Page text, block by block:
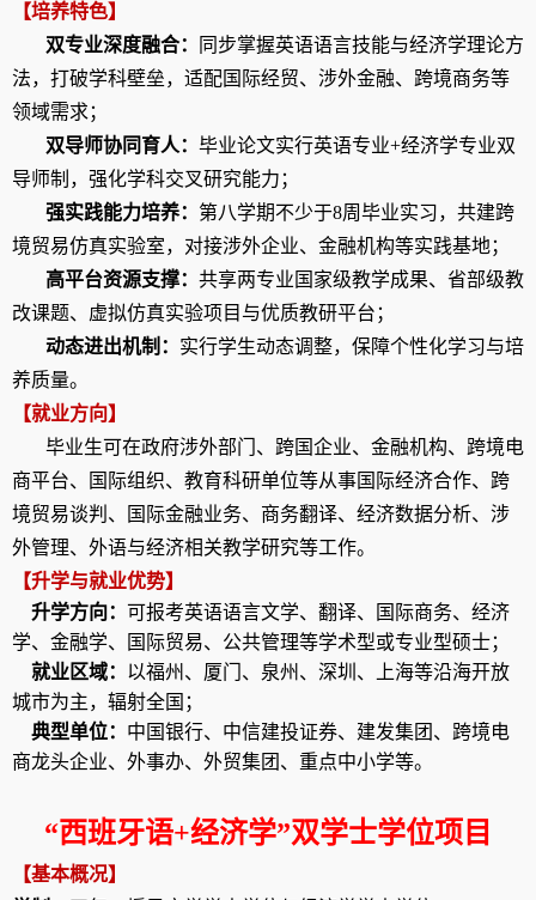
【培养特色】
双专业深度融合：
同步掌握英语语言技能与经济学理论方
法，打破学科壁垒，适配国际经贸、涉外金融、跨境商务等
领域需求；
双导师协同育人： 毕业论文实行英语专业+经济学专业双
导师制，强化学科交叉研究能力；
强实践能力培养： 第八学期不少于8周毕业实习，共建跨
境贸易仿真实验室，对接涉外企业、金融机构等实践基地；
高平台资源支撑： 共享两专业国家级教学成果、省部级教
改课题、虚拟仿真实验项目与优质教研平台；
动态进出机制： 实行学生动态调整，保障个性化学习与培
养质量。
【就业方向】
毕业生可在政府涉外部门、跨国企业、金融机构、跨境电
商平台、国际组织、教育科研单位等从事国际经济合作、跨
境贸易谈判、国际金融业务、商务翻译、经济数据分析、涉
外管理、外语与经济相关教学研究等工作。
【升学与就业优势】
升学方向： 可报考英语语言文学、翻译、国际商务、经济
学、金融学、国际贸易、公共管理等学术型或专业型硕士；
就业区域： 以福州、厦门、泉州、深圳、上海等沿海开放
城市为主，辐射全国；
典型单位： 中国银行、中信建投证券、建发集团、跨境电
商龙头企业、外事办、外贸集团、重点中小学等。
“西班牙语+经济学”双学士学位项目
【基本概况】